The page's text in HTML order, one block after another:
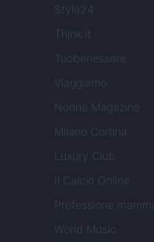
Style24
Think.it
Tuobenessere
Viaggiamo
Nonne Magazine
Milano Cortina
Luxury Club
Il Calcio Online
Professione mamma
World Music